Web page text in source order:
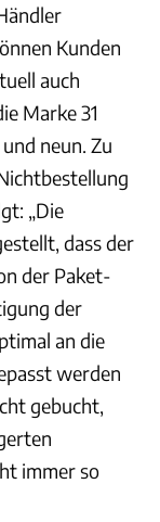
Kunden
auch
Marke 31
neun. Zu
„Die
dass der
der Paket-
der
an die
werden
gebucht,
immer so